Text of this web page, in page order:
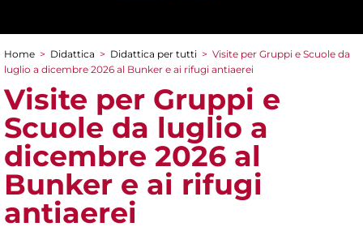
Tu sei qui
Home > Didattica > Didattica per tutti > Visite per Gruppi e Scuole da
luglio a dicembre 2026 al Bunker e ai rifugi antiaerei
Visite per Gruppi e
Scuole da luglio a
dicembre 2026 al
Bunker e ai rifugi
antiaerei